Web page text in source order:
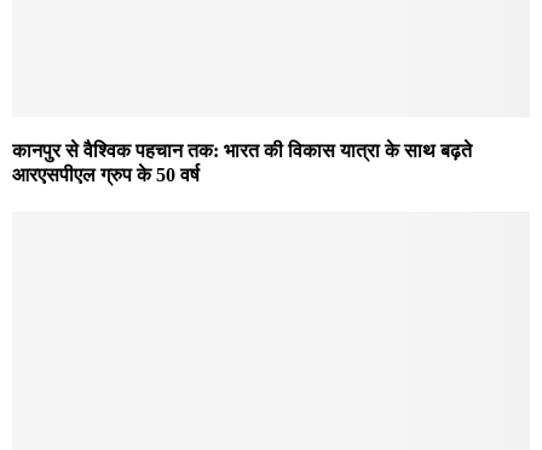
कानपुर से वैश्विक पहचान तक: भारत की विकास यात्रा के साथ बढ़ते
आरएसपीएल ग्रुप के 50 वर्ष